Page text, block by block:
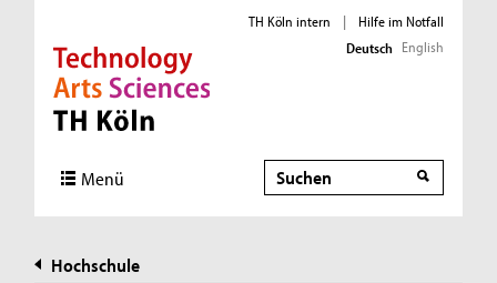
Direkt zur Hauptnavigation
Direkt zur Subnavigation
Direkt zum Inhalt
Direkt zum Fußbereich
TH Köln intern |
Hilfe im Notfall
Deutsch English
Menü Suche
Hochschule